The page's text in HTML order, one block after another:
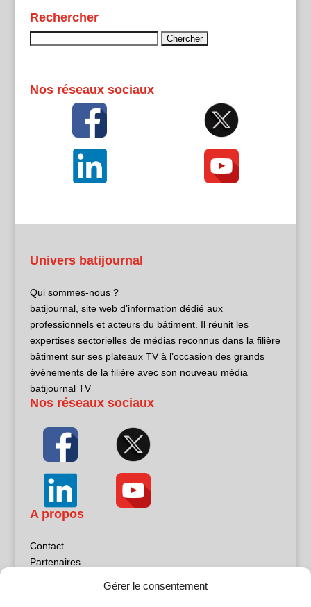
Gérer le consentement
Rechercher
Nos réseaux sociaux
Univers batijournal
Qui sommes-nous ?
batijournal, site web d’information dédié aux
professionnels et acteurs du bâtiment. Il réunit les
expertises sectorielles de médias reconnus dans la filière
bâtiment sur ses plateaux TV à l’occasion des grands
événements de la filière avec son nouveau média
batijournal TV
Nos réseaux sociaux
A propos
Contact
Partenaires